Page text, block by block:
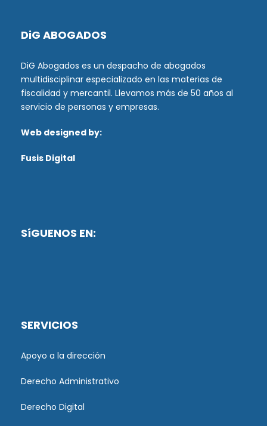
DiG ABOGADOS
DiG Abogados es un despacho de abogados
multidisciplinar especializado en las materias de
fiscalidad y mercantil. Llevamos más de 50 años al
servicio de personas y empresas.
Web designed by:
Fusis Digital
SíGUENOS EN:
SERVICIOS
Apoyo a la dirección
Derecho Administrativo
Derecho Digital